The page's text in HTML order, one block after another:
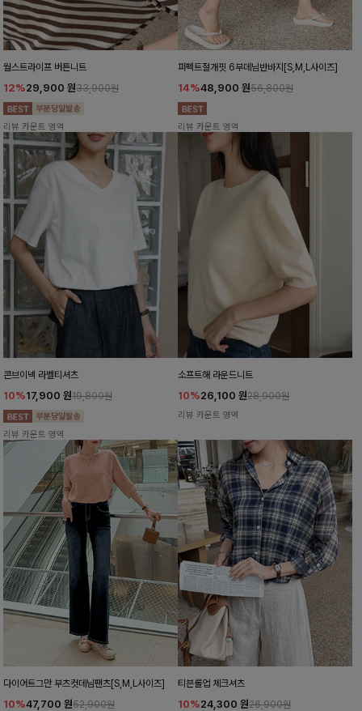
월스트라이프 버튼니트
12%29,900 원33,900원
리뷰 카운트 영역
퍼펙트절개핏 6부데님반바지[S,M,L사이즈]
14%48,900 원56,800원
리뷰 카운트 영역
콘브이넥 라벨티셔츠
10%17,900 원19,800원
리뷰 카운트 영역
소프트해 라운드니트
10%26,100 원28,900원
리뷰 카운트 영역
다이어트그만 부츠컷데님팬츠[S,M,L사이즈]
10%47,700 원52,900원
티븐롤업 체크셔츠
10%24,300 원26,900원